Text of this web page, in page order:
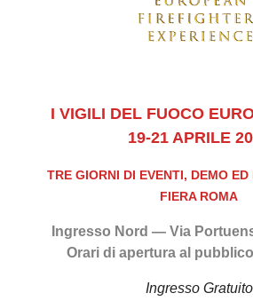
I VIGILI DEL FUOCO
19-21 APRILE
TRE GIORNI DI EVENTI, DEMO ED
FIERA ROMA
Ingresso Nord — Via
Orari di apertura al
Ingresso Gratuito